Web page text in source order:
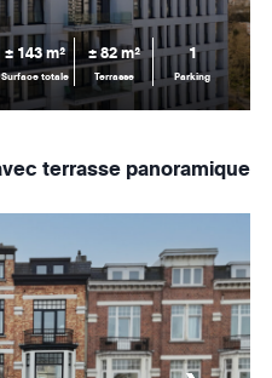
± 143 m²
Surface totale
± 82 m²
Terrasse
1
Parking
terrasse panoramique